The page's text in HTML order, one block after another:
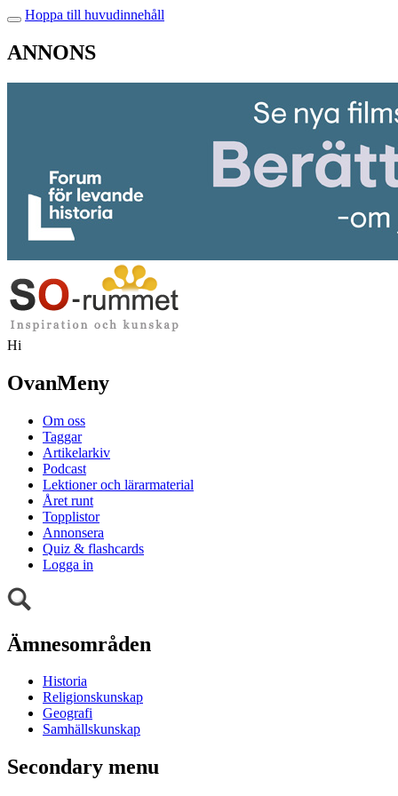
Hoppa till huvudinnehåll
ANNONS
Hi
OvanMeny
Om oss
Taggar
Artikelarkiv
Podcast
Lektioner och lärarmaterial
Året runt
Topplistor
Annonsera
Quiz & flashcards
Logga in
Ämnesområden
Historia
Religionskunskap
Geografi
Samhällskunskap
Secondary menu